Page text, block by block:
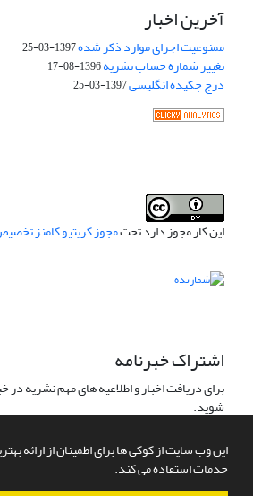
این وب سایت از کوکی ها برای اطمینان از ارائه
خدمات استفاده می کند.
آخرین اخبار
ممنوعیت اجرای موارد ذکر شده1397-03-25
تغییر شماره حساب نشریه1396-08-17
درج چکیده انگلیسی1397-03-25
این کار مجوز دارد تحتمجوز کریتیو کامنز تخصیص 4.0
اشتراک خبرنامه
برای دریافت اخبار و اطلاعیه های مهم نشریه
شوید.